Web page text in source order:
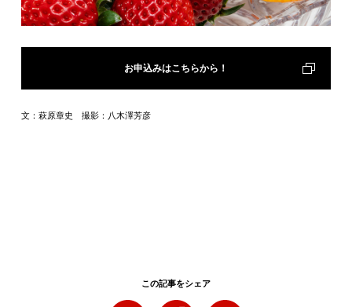
お申込みはこちらから！
文：萩原章史 撮影：八木澤芳彦
この記事をシェア